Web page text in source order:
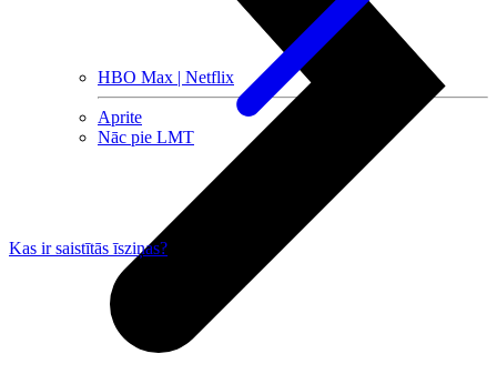
HBO Max | Netflix
Aprite
Nāc pie LMT
Kas ir saistītās īsziņas?